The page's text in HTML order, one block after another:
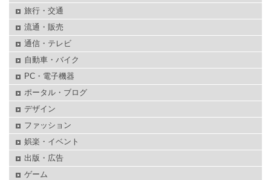
旅行・交通
流通・販売
通信・テレビ
自動車・バイク
PC・電子機器
ポータル・ブログ
デザイン
ファッション
娯楽・イベント
出版・広告
ゲーム